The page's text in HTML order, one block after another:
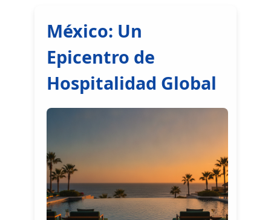
México: Un
Epicentro de
Hospitalidad Global